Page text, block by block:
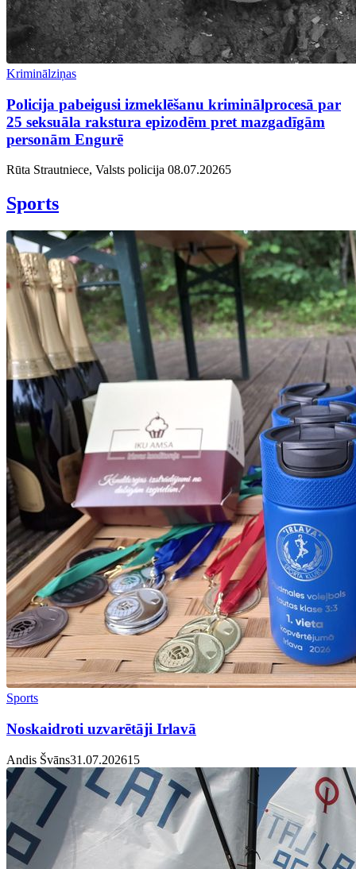
Kriminālziņas
Policija pabeigusi izmeklēšanu kriminālprocesā par
25 seksuāla rakstura epizodēm pret mazgadīgām
personām Engurē
Rūta Strautniece, Valsts policija 08.07.20265
Sports
Sports
Noskaidroti uzvarētāji Irlavā
Andis Švāns31.07.20261 5